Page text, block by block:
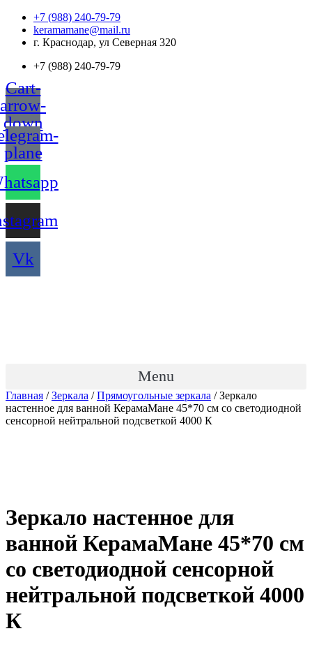
Перейти
содержимому
+7 (988) 240-79-79
keramamane@mail.ru
г. Краснодар, ул Северная 320
+7 (988) 240-79-79
Cart-
arrow-
down
plane
Vk
Menu
Главная /Зеркала /Прямоугольные зеркала / Зеркало
настенное для ванной КерамаМане 45*70 см со светодиодной
сенсорной нейтральной подсветкой 4000 К
Зеркало настенное для
ванной КерамаМане 45*70 см
со светодиодной сенсорной
нейтральной подсветкой 4000
К